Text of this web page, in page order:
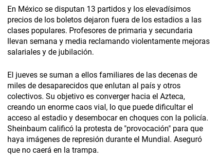
En México se disputan 13 partidos y los elevadísimos
precios de los boletos dejaron fuera de los estadios a las
clases populares. Profesores de primaria y secundaria
llevan semana y media reclamando violentamente mejoras
salariales y de jubilación.
El jueves se suman a ellos familiares de las decenas de
miles de desaparecidos que enlutan al país y otros
colectivos. Su objetivo es converger hacia el Azteca,
creando un enorme caos vial, lo que puede dificultar el
acceso al estadio y desembocar en choques con la policía.
Sheinbaum calificó la protesta de "provocación" para que
haya imágenes de represión durante el Mundial. Aseguró
que no caerá en la trampa.